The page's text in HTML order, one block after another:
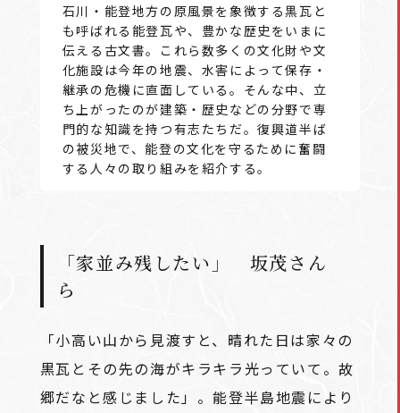
石川・能登地方の原風景を象徴する黒瓦と
も呼ばれる能登瓦や、豊かな歴史をいまに
伝える古文書。これら数多くの文化財や文
化施設は今年の地震、水害によって保存・
継承の危機に直面している。そんな中、立
ち上がったのが建築・歴史などの分野で専
門的な知識を持つ有志たちだ。復興道半ば
の被災地で、能登の文化を守るために奮闘
する人々の取り組みを紹介する。
「家並み残したい」 坂茂さん
ら
「小高い山から見渡すと、晴れた日は家々の
黒瓦とその先の海がキラキラ光っていて。故
郷だなと感じました」。能登半島地震により